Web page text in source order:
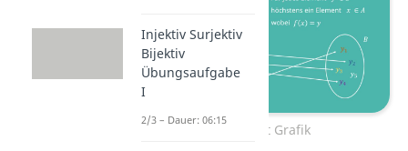
Injektivität Grafik
Injektiv Surjektiv
Bijektiv
Übungsaufgabe
I
2/3 – Dauer: 06:15